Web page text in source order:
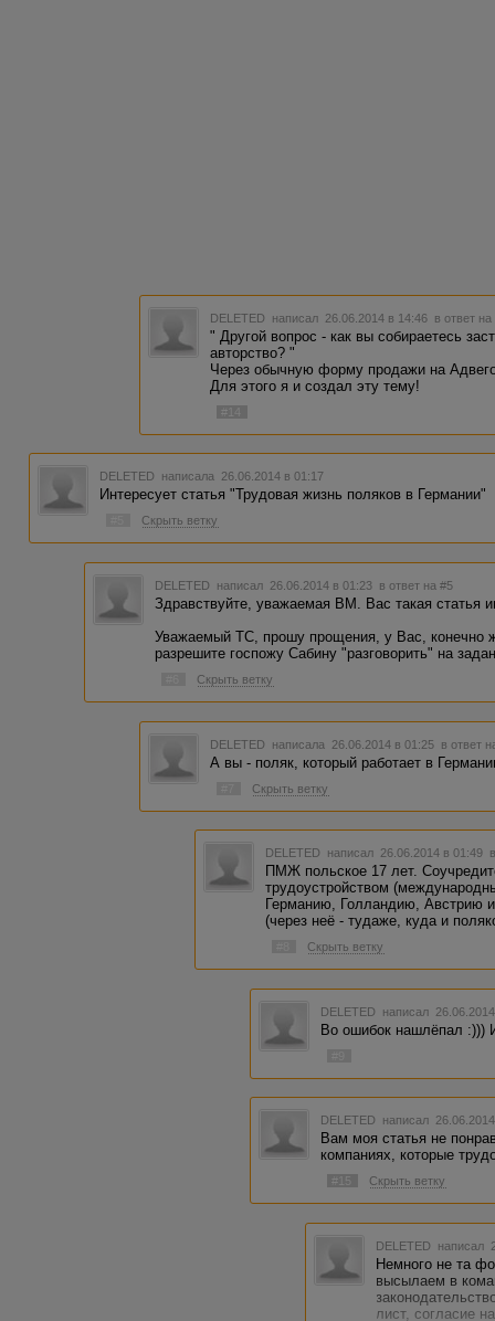
DELETED написал 26.06.2014 в 14:46 в ответ на
" Другой вопрос - как вы собираетесь
авторство? "
Через обычную форму продажи на
Для этого я и создал эту тему!
#14
DELETED написала 26.06.2014 в 01:17
Интересует статья "Трудовая жизнь поляков в Германии"
Скрыть ветку
DELETED написал 26.06.2014 в 01:23 в ответ на #5
Здравствуйте, уважаемая ВМ. Вас такая статья
Уважаемый ТС, прошу прощения, у Вас, конечно
разрешите госпожу Сабину "разговорить" на
Скрыть ветку
DELETED написала 26.06.2014 в 01:25 в ответ
А вы - поляк, который работает в
Скрыть ветку
DELETED написал 26.06.2014 в 01:49
ПМЖ польское 17 лет.
трудоустройством
Германию, Голландию, Австрию
(через неё - тудаже, куда и
Скрыть ветку
DELETED написал
Во ошибок нашлёпал :)))
DELETED написал
Вам моя статья не
компаниях, которые
#15 Скрыть ветку
DELETED написал
Немного не та
высылаем в
лист, согласие